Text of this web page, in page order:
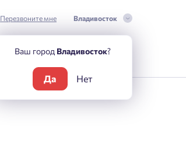
Перезвоните мне Владивосток
Ваш город Владивосток?
Да Нет